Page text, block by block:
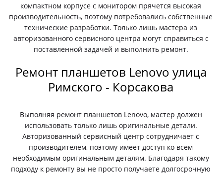
компактном корпусе с монитором прячется высокая
производительность, поэтому потребовались собственные
технические разработки. Только лишь мастера из
авторизованного сервисного центра могут справиться с
поставленной задачей и выполнить ремонт.
Ремонт планшетов Lenovo улица
Римского - Корсакова
Выполняя ремонт планшетов Lenovo, мастер должен
использовать только лишь оригинальные детали.
Авторизованный сервисный центр сотрудничает с
производителем, поэтому имеет доступ ко всем
необходимым оригинальным деталям. Благодаря такому
подходу к ремонту вы не просто получаете долгосрочную